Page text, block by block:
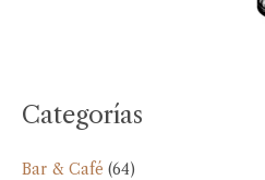
Categorías
Bar & Café (64)